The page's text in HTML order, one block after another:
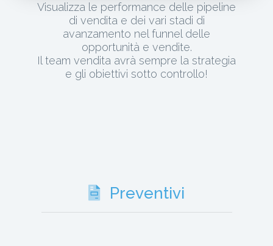
Visualizza le performance delle pipeline
di vendita e dei vari stadi di
avanzamento nel funnel delle
opportunità e vendite.
Il team vendita avrà sempre la strategia
e gli obiettivi sotto controllo!
Preventivi